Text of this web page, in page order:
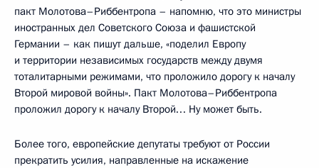
пакт Молотова–Риббентропа – напомню, что это министры
иностранных дел Советского Союза и фашистской
Германии – как пишут дальше, «поделил Европу
и территории независимых государств между двумя
тоталитарными режимами, что проложило дорогу к началу
Второй мировой войны». Пакт Молотова–Риббентропа
проложил дорогу к началу Второй… Ну может быть.
Более того, европейские депутаты требуют от России
прекратить усилия, направленные на искажение